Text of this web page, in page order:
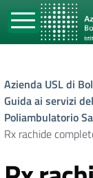
Azienda USL di
Guida ai servizi
Poliambulatorio
Rx rachide